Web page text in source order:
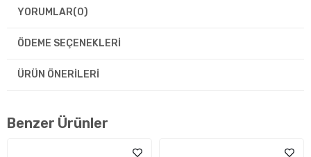
YORUMLAR(0)
ÖDEME SEÇENEKLERI
ÜRÜN ÖNERILERI
Benzer Ürünler